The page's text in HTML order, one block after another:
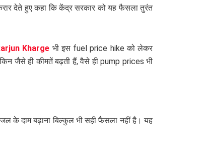
देते हुए कहा कि केंद्र सरकार को यह फैसला तुरंत
Kharge भी इस fuel price hike को लेकर
जैसे ही कीमतें बढ़ती हैं, वैसे ही pump prices भी
के दाम बढ़ाना बिल्कुल भी सही फैसला नहीं है। यह